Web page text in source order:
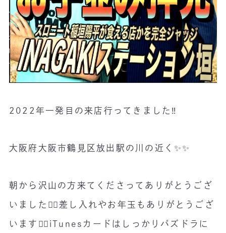
2022年一発目の来店行ってきました‼️
大阪府大阪市鶴見区放出駅の川の近く✨✨
朝から沢山の方来てくださってありがとうござ
いました🙇‍♂️差し入れやお年玉もありがとうござ
います🙇‍♂️iTunesカードはしっかりパズドラに